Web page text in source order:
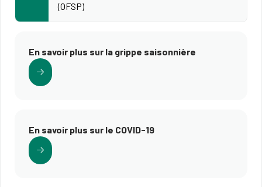
(OFSP)
En savoir plus sur la grippe saisonnière
En savoir plus sur le COVID-19